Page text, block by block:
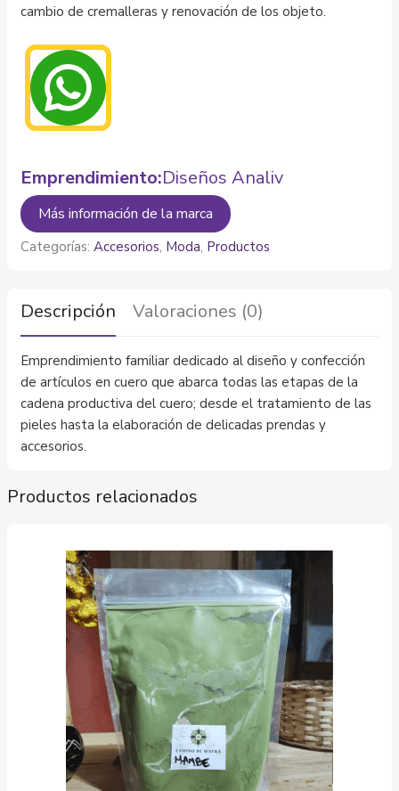
cambio de cremalleras y renovación de los objeto.
Emprendimiento:Diseños Analiv
Más información de la marca
Categorías: Accesorios, Moda, Productos
Descripción Valoraciones (0)
Emprendimiento familiar dedicado al diseño y confección
de artículos en cuero que abarca todas las etapas de la
cadena productiva del cuero; desde el tratamiento de las
pieles hasta la elaboración de delicadas prendas y
accesorios.
Productos relacionados